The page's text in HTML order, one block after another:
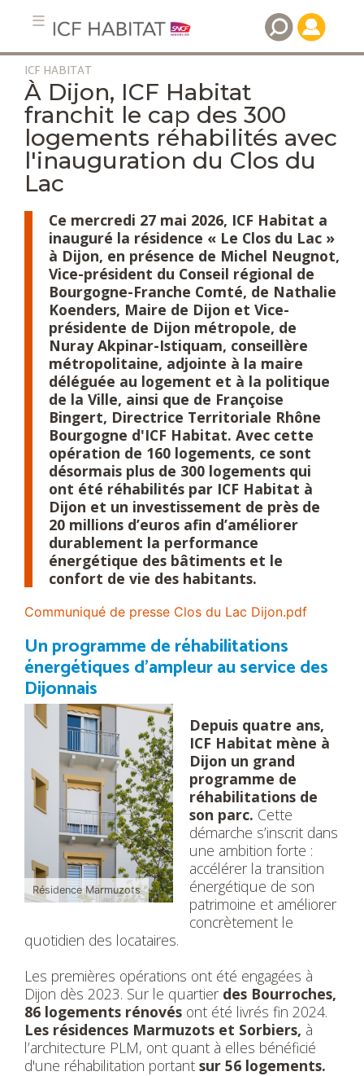
Aller
contenu
principal
ICF HABITAT
À Dijon, ICF Habitat
franchit le cap des 300
logements réhabilités avec
l'inauguration du Clos du
Lac
Ce mercredi 27 mai 2026, ICF Habitat a
inauguré la résidence « Le Clos du Lac »
à Dijon, en présence de Michel Neugnot,
Vice-président du Conseil régional de
Bourgogne-Franche Comté, de Nathalie
Koenders, Maire de Dijon et Vice-
présidente de Dijon métropole, de
Nuray Akpinar-Istiquam, conseillère
métropolitaine, adjointe à la maire
déléguée au logement et à la politique
de la Ville, ainsi que de Françoise
Bingert, Directrice Territoriale Rhône
Bourgogne d'ICF Habitat. Avec cette
opération de 160 logements, ce sont
désormais plus de 300 logements qui
ont été réhabilités par ICF Habitat à
Dijon et un investissement de près de
20 millions d’euros afin d’améliorer
durablement la performance
énergétique des bâtiments et le
confort de vie des habitants.
Communiqué de presse Clos du Lac Dijon.pdf
Un programme de réhabilitations
énergétiques d'ampleur au service des
Dijonnais
Résidence Marmuzots
Depuis quatre ans,
ICF Habitat mène à
Dijon un grand
programme de
réhabilitations de
son parc. Cette
démarche s’inscrit dans
une ambition forte :
accélérer la transition
énergétique de son
patrimoine et améliorer
concrètement le
quotidien des locataires.
Les premières opérations ont été engagées à
Dijon dès 2023. Sur le quartier des Bourroches,
86 logements rénovés ont été livrés fin 2024.
Les résidences Marmuzots et Sorbiers, à
l’architecture PLM, ont quant à elles bénéficié
d'une réhabilitation portant sur 56 logements.